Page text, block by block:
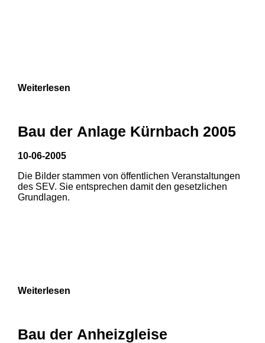
1 2 3
Weiterlesen
Bau der Anlage Kürnbach 2005
10-06-2005
Die Bilder stammen von öffentlichen Veranstaltungen
des SEV. Sie entsprechen damit den gesetzlichen
Grundlagen.
Weiterlesen
Bau der Anheizgleise